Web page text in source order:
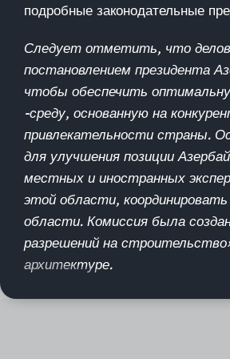
подробные законодательные
Следует отметить, что
постановлением президента
чтобы обеспечить
-среду, основанную на
привлекательности страны.
для улучшения позиции
местных и иностранных
этой области,
области. Комиссия была
разрешений на
архитектуре.